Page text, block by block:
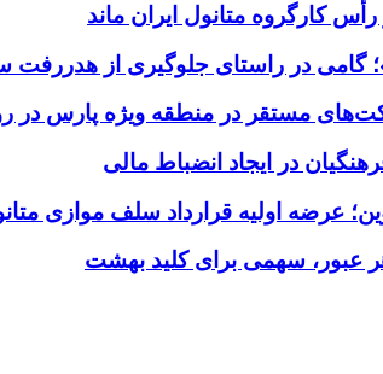
کارگروه متانول ایران ماند
جلوگیری از هدررفت سالانه ۴۱ میلیون
در روز دوشنبه ۱۲ مرداد؛ مدیریت هوشمند مصرف انرژی و حفاظت
در ایجاد انضباط مالی
عرضه اولیه قرارداد سلف موازی
عبور، سهمی برای کلید بهشت